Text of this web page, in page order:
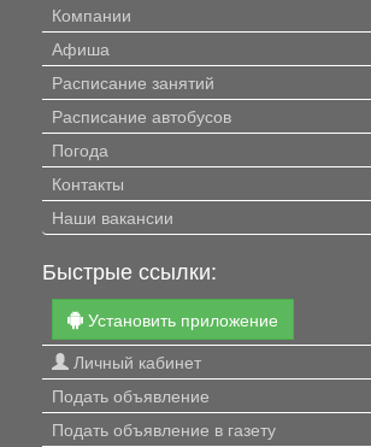
Компании
Афиша
Расписание занятий
Расписание автобусов
Погода
Контакты
Наши вакансии
Быстрые ссылки:
Установить приложение
Личный кабинет
Подать объявление
Подать объявление в газету